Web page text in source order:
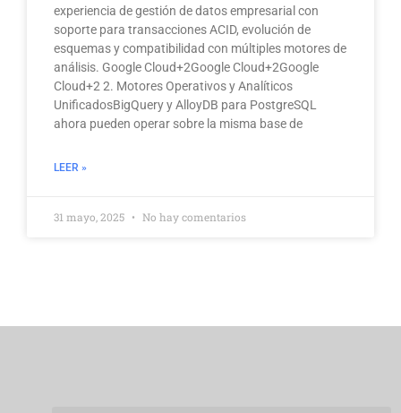
experiencia de gestión de datos empresarial con
soporte para transacciones ACID, evolución de
esquemas y compatibilidad con múltiples motores de
análisis. Google Cloud+2Google Cloud+2Google
Cloud+2 2. Motores Operativos y Analíticos
UnificadosBigQuery y AlloyDB para PostgreSQL
ahora pueden operar sobre la misma base de
LEER »
31 mayo, 2025 No hay comentarios